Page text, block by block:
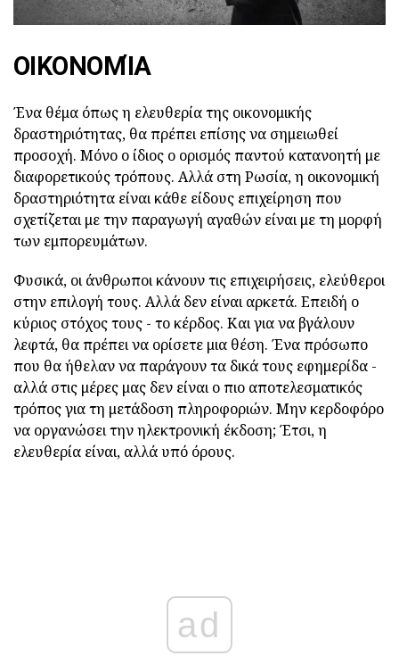
ΟΙΚΟΝΟΜΊΑ
Ένα θέμα όπως η ελευθερία της οικονομικής
δραστηριότητας, θα πρέπει επίσης να σημειωθεί
προσοχή. Μόνο ο ίδιος ο ορισμός παντού κατανοητή με
διαφορετικούς τρόπους. Αλλά στη Ρωσία, η οικονομική
δραστηριότητα είναι κάθε είδους επιχείρηση που
σχετίζεται με την παραγωγή αγαθών είναι με τη μορφή
των εμπορευμάτων.
Φυσικά, οι άνθρωποι κάνουν τις επιχειρήσεις, ελεύθεροι
στην επιλογή τους. Αλλά δεν είναι αρκετά. Επειδή ο
κύριος στόχος τους - το κέρδος. Και για να βγάλουν
λεφτά, θα πρέπει να ορίσετε μια θέση. Ένα πρόσωπο
που θα ήθελαν να παράγουν τα δικά τους εφημερίδα -
αλλά στις μέρες μας δεν είναι ο πιο αποτελεσματικός
τρόπος για τη μετάδοση πληροφοριών. Μην κερδοφόρο
να οργανώσει την ηλεκτρονική έκδοση; Έτσι, η
ελευθερία είναι, αλλά υπό όρους.
ad